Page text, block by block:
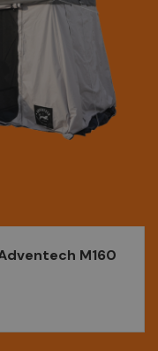
M160